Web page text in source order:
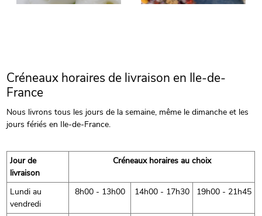
Créneaux horaires de livraison en Ile-de-
France
Nous livrons tous les jours de la semaine, même le dimanche et les
jours fériés en Ile-de-France.
Jour de
livraison
Créneaux horaires au choix
Lundi au
vendredi
8h00 - 13h00 14h00 - 17h30 19h00 - 21h45